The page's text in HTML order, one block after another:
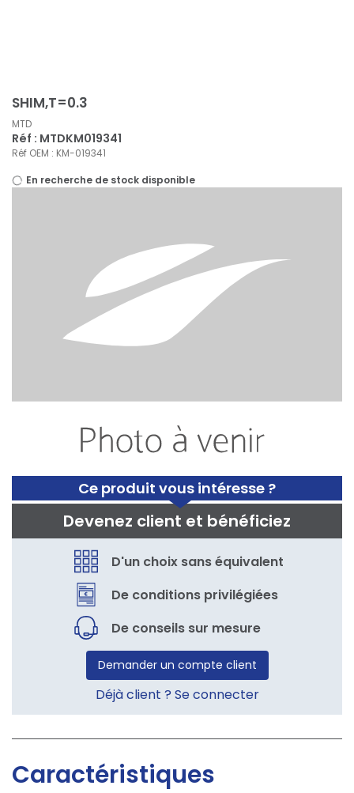
Ce produit vous intéresse ?
Devenez client et bénéficiez
D'un choix sans équivalent
De conditions privilégiées
De conseils sur mesure
Demander un compte client
Déjà client ? Se connecter
SHIM,T=0.3
MTD
Réf : MTDKM019341
Réf OEM : KM-019341
En recherche de stock disponible
Caractéristiques